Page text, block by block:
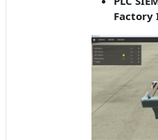
Factory